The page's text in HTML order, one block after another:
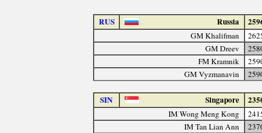
RUS Russia
GM Khalifman
GM Dreev
FM Kramnik
GM Vyzmanavin
SIN Singapore
IM Wong Meng Kong
IM Tan Lian Ann